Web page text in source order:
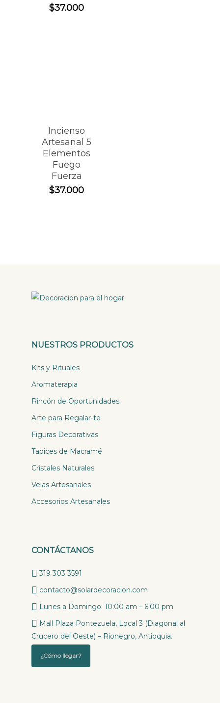
$37.000
Incienso
Artesanal 5
Elementos
Fuego
Fuerza
$37.000
NUESTROS PRODUCTOS
Kits y Rituales
Aromaterapia
Rincón de Oportunidades
Arte para Regalar-te
Figuras Decorativas
Tapices de Macramé
Cristales Naturales
Velas Artesanales
Accesorios Artesanales
CONTÁCTANOS
319 303 3591
contacto@solardecoracion.com
Lunes a Domingo: 10:00 am – 6:00 pm
Mall Plaza Pontezuela, Local 3 (Diagonal al
Crucero del Oeste) – Rionegro, Antioquia.
¿Cómo llegar?